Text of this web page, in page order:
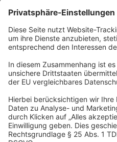
Unternehmen